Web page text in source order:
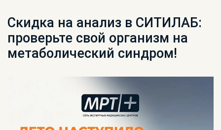
Скидка на анализ в СИТИЛАБ:
проверьте свой организм на
метаболический синдром!